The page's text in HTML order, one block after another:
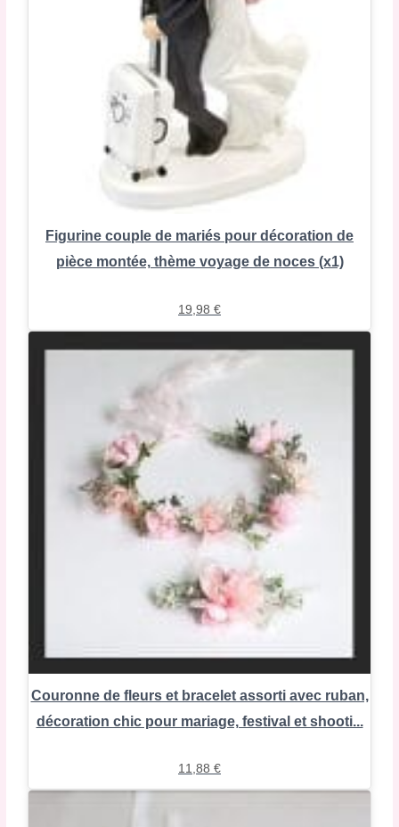
Figurine couple de mariés pour décoration de
pièce montée, thème voyage de noces (x1)
19,98 €
Couronne de fleurs et bracelet assorti avec ruban,
décoration chic pour mariage, festival et shooti...
11,88 €